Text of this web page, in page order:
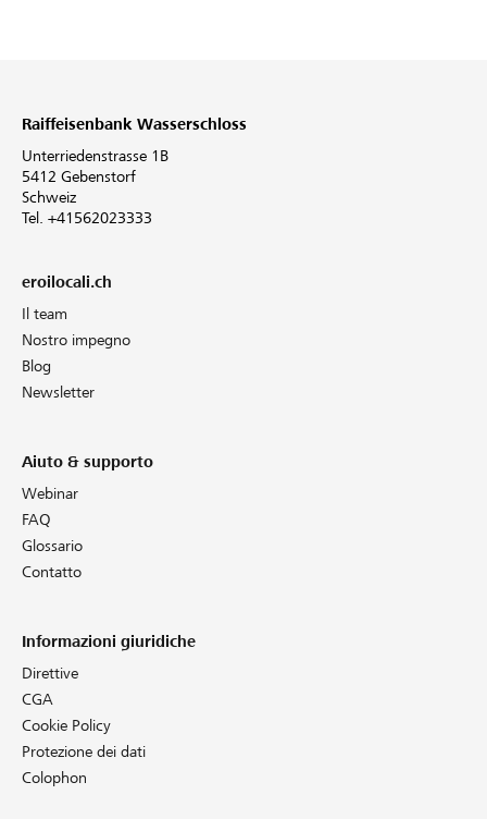
Raiffeisenbank Wasserschloss
Unterriedenstrasse 1B
5412 Gebenstorf
Schweiz
Tel. +41562023333
eroilocali.ch
Il team
Nostro impegno
Blog
Newsletter
Aiuto & supporto
Webinar
FAQ
Glossario
Contatto
Informazioni giuridiche
Direttive
CGA
Cookie Policy
Protezione dei dati
Colophon